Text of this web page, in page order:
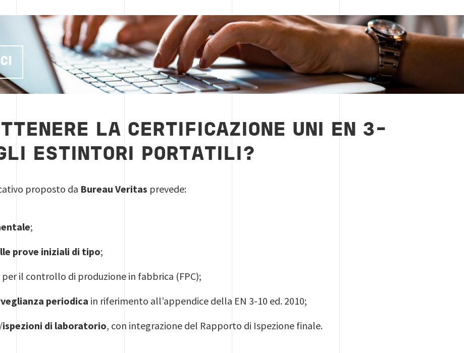
LA CERTIFICAZIONE UNI EN 3-
ESTINTORI PORTATILI?
proposto da Bureau Veritas prevede:
;
prove iniziali di tipo;
per il controllo di produzione in fabbrica (FPC);
periodica in riferimento all’appendice della EN 3-10 ed. 2010;
/ispezioni di laboratorio, con integrazione del Rapporto di Ispezione finale.